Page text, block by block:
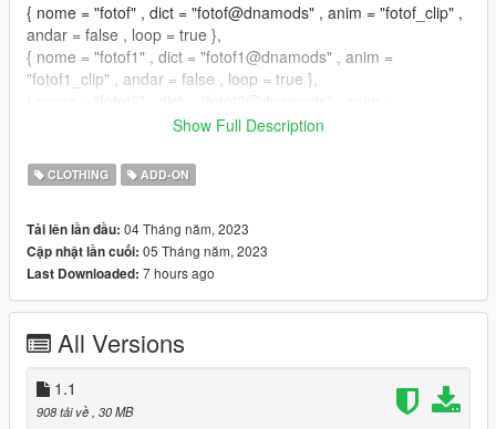
{ nome = "fotof" , dict = "fotof@dnamods" , anim = "fotof_clip" ,
andar = false , loop = true },
{ nome = "fotof1" , dict = "fotof1@dnamods" , anim =
"fotof1_clip" , andar = false , loop = true },
"fotof2_clip" , andar = false , loop = true },
"fotof3_clip" , andar = false , loop = true },
{ nome = "fotof4" , dict = "fotof4@dnamods" , anim =
{ nome = "fotof5" , dict = "fotof5@dnamods" , anim =
"fotof5_clip" , andar = false , loop = true },
{ nome = "fotof6" , dict = "fotof6@dnamods" , anim =
"fotof6_clip" , andar = false , loop = true },
Show Full Description
CLOTHING ADD-ON
Tải lên lần đầu: 04 Tháng năm, 2023
Cập nhật lần cuối: 05 Tháng năm, 2023
Last Downloaded: 7 hours ago
All Versions
1.1
908 tải về , 30 MB